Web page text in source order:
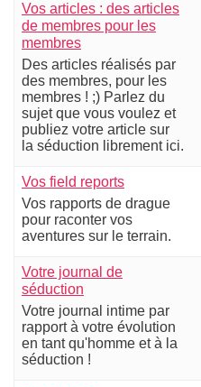
Vos articles : des articles
de membres pour les
membres
Des articles réalisés par
des membres, pour les
membres ! ;) Parlez du
sujet que vous voulez et
publiez votre article sur
la séduction librement ici.
Vos field reports
Vos rapports de drague
pour raconter vos
aventures sur le terrain.
Votre journal de
séduction
Votre journal intime par
rapport à votre évolution
en tant qu'homme et à la
séduction !